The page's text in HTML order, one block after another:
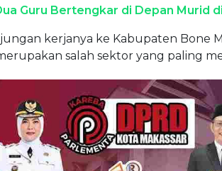
Guru Bertengkar di Depan Murid
kerjanya ke Kabupaten Bone
salah sektor yang paling